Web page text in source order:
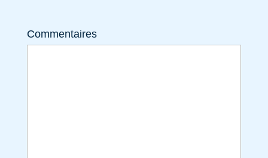
Commentaires